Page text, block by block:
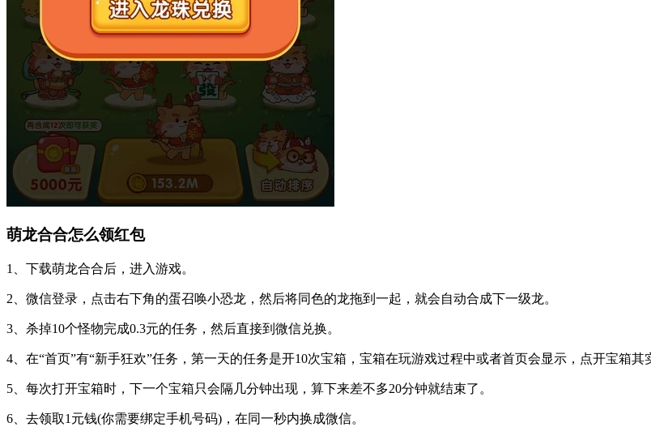
萌龙合合怎么领红包
1、下载萌龙合合后，进入游戏。
2、微信登录，点击右下角的蛋召唤小恐龙，然后将同色的龙拖到一起，就会自动合成下一级龙。
3、杀掉10个怪物完成0.3元的任务，然后直接到微信兑换。
4、在“首页”有“新手狂欢”任务，第一天的任务是开10次宝箱，宝箱在玩游戏过程中或者首页会显示，点开宝箱其
5、每次打开宝箱时，下一个宝箱只会隔几分钟出现，算下来差不多20分钟就结束了。
6、去领取1元钱(你需要绑定手机号码)，在同一秒内换成微信。